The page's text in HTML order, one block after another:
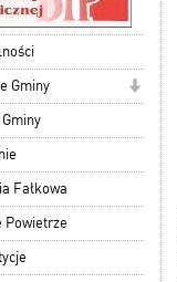
Gminy
Fałkowa
Powietrze